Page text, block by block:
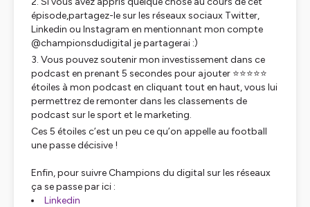
épisode,partagez-le sur les réseaux sociaux Twitter,
Linkedin ou Instagram en mentionnant mon compte
@championsdudigital je partagerai :)
Vous pouvez soutenir mon investissement dans ce
podcast en prenant 5 secondes pour ajouter ⭐⭐⭐⭐⭐
étoiles à mon podcast en cliquant tout en haut, vous lui
permettrez de remonter dans les classements de
podcast sur le sport et le marketing.
Ces 5 étoiles c’est un peu ce qu’on appelle au football
une passe décisive !
Enfin, pour suivre Champions du digital sur les réseaux
ça se passe par ici :
Linkedin